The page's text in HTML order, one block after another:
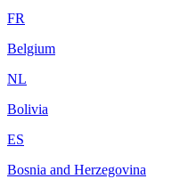
FR
Belgium
NL
Bolivia
ES
Bosnia and Herzegovina